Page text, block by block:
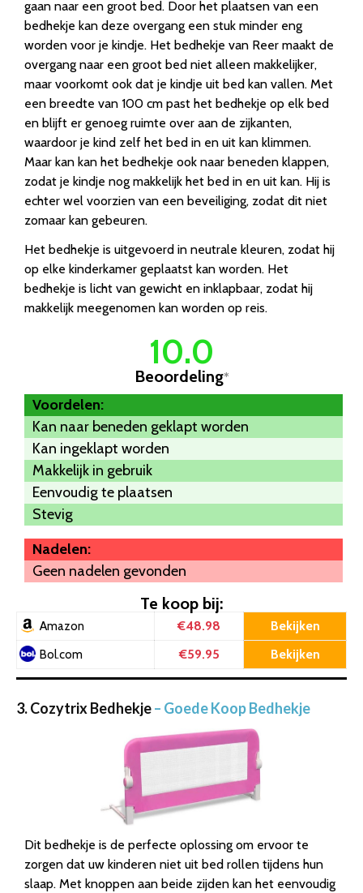
gaan naar een groot bed. Door het plaatsen van een
bedhekje kan deze overgang een stuk minder eng
worden voor je kindje. Het bedhekje van Reer maakt de
overgang naar een groot bed niet alleen makkelijker,
maar voorkomt ook dat je kindje uit bed kan vallen. Met
een breedte van 100 cm past het bedhekje op elk bed
en blijft er genoeg ruimte over aan de zijkanten,
waardoor je kind zelf het bed in en uit kan klimmen.
Maar kan kan het bedhekje ook naar beneden klappen,
zodat je kindje nog makkelijk het bed in en uit kan. Hij is
echter wel voorzien van een beveiliging, zodat dit niet
zomaar kan gebeuren.
Het bedhekje is uitgevoerd in neutrale kleuren, zodat hij
op elke kinderkamer geplaatst kan worden. Het
bedhekje is licht van gewicht en inklapbaar, zodat hij
makkelijk meegenomen kan worden op reis.
10.0
Beoordeling*
Voordelen:
Kan naar beneden geklapt worden
Kan ingeklapt worden
Makkelijk in gebruik
Eenvoudig te plaatsen
Stevig
Nadelen:
Geen nadelen gevonden
Te koop bij:
Amazon €48.98 Bekijken
Bol.com €59.95 Bekijken
3. Cozytrix Bedhekje– Goede Koop Bedhekje
Dit bedhekje is de perfecte oplossing om ervoor te
zorgen dat uw kinderen niet uit bed rollen tijdens hun
slaap. Met knoppen aan beide zijden kan het eenvoudig